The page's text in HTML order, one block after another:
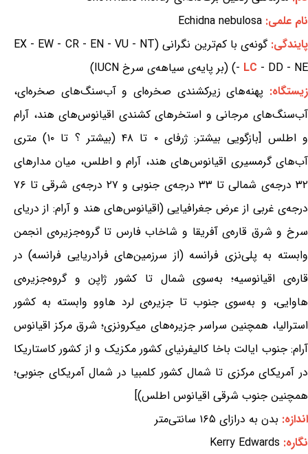
نام علمی: Echidna nebulosa
پایندگی:
گونه‌ی با کم‌ترین نگرانی (EX - EW - CR - EN - VU - NT
- LC - DD - NE) (بر پایه‌ی سیاهه‌ی سرخ IUCN)
زیستگاه: پهنه‌های زیرکشندی صخره‌ای و آب‌سنگ‌های صخره‌ای،
آب‌سنگ‌های مرجانی و استخرهای کشندی اقیانوس‌های هند، آرام
و اطلس [بازگویی بیشتر: ژرفای ۰ تا ۴۸ (بیشتر ؟ تا ۱۰) متری
آب‌های گرمسیری اقیانوس‌های هند، آرام و اطلس، میان مدارهای
۳۲ درجه‌ی شمالی تا ۳۳ درجه‌ی جنوبی و ۲۷ درجه‌ی شرقی تا ۷۶
درجه‌ی غربی از عرض جغرافیایی (اقیانوس‌های هند و آرام: از دریای
سرخ و شرق قاره‌ی آفریقا و شاخاب فارس تا گروه‌جزیره‌ی انجمن
وابسته به پلی‌نزی فرانسه (از سرزمین‌های فرادریایی فرانسه) در
قاره‌ی اقیانوسیه؛ به‌سوی شمال تا کشور ژاپن و گروه‌جزیره‌ی
هاوایی، و به‌سوی جنوب تا جزیره‌ی لرد هاوو وابسته به کشور
استرالیا، همچنین سراسر جزیره‌های میکرونزی؛ شرق مرکز اقیانوس
آرام: جنوب ایالت باخا کالیفرنیای کشور مکزیک و از کشور کاستاریکا
در آمریکای مرکزی تا شمال کشور کلمبیا در شمال آمریکای جنوبی؛
همچنین جنوب شرقی اقیانوس اطلس)]
اندازه: بدن به درازای ۱۶۵ سانتی‌متر
نگاره: Kerry Edwards